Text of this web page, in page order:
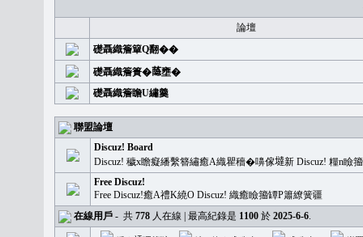
論壇
礎聶織簷簞Q翻��
礎聶織簷簣�𦻕壅�
礎聶織簷瞻U繡羹
聯盟論壇
Discuz! Board
Discuz! 穢x瞻癡繙繫簪繡癒A織瞿穡�嚊傢𡐿新 Discuz! 糧n
Free Discuz!
Free Discuz!癒A禮K繞O Discuz! 織癒瞼籀罈P簫繚簧疆
在線用戶 - 共 778 人在線 | 最高紀錄是 1100 於 2025-6-6.